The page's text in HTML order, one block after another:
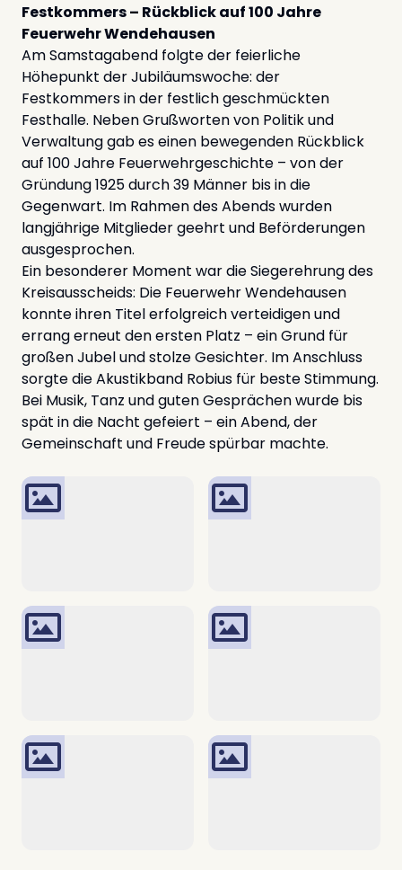
Festkommers – Rückblick auf 100 Jahre
Feuerwehr Wendehausen
Am Samstagabend folgte der feierliche
Höhepunkt der Jubiläumswoche: der
Festkommers in der festlich geschmückten
Festhalle. Neben Grußworten von Politik und
Verwaltung gab es einen bewegenden Rückblick
auf 100 Jahre Feuerwehrgeschichte – von der
Gründung 1925 durch 39 Männer bis in die
Gegenwart. Im Rahmen des Abends wurden
langjährige Mitglieder geehrt und Beförderungen
ausgesprochen.
Ein besonderer Moment war die Siegerehrung des
Kreisausscheids: Die Feuerwehr Wendehausen
konnte ihren Titel erfolgreich verteidigen und
errang erneut den ersten Platz – ein Grund für
großen Jubel und stolze Gesichter. Im Anschluss
sorgte die Akustikband Robius für beste Stimmung.
Bei Musik, Tanz und guten Gesprächen wurde bis
spät in die Nacht gefeiert – ein Abend, der
Gemeinschaft und Freude spürbar machte.